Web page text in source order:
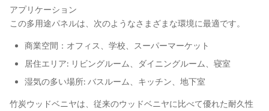
アプリケーション
この多用途パネルは、次のようなさまざまな環境に最適です。
商業空間：オフィス、学校、スーパーマーケット
居住エリア: リビングルーム、ダイニングルーム、寝室
湿気の多い場所: バスルーム、キッチン、地下室
竹炭ウッドベニヤは、従来のウッドベニヤに比べて優れた耐久性